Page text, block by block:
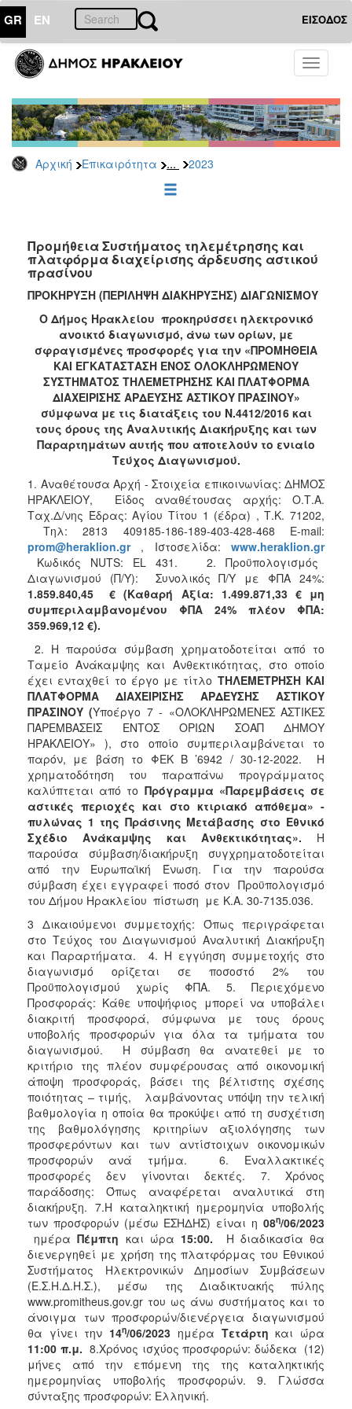
GR EN ΕΙΣΟΔΟΣ
Toggle
Αρχική Επικαιρότητα ... 2023
ΕΠΙΚΑΙΡΟΤΗΤΑ
-
Δημοπρασίες
Αρχείο
2026
2022
2019
2018
2017
2016
2015
2013
ΔΗΜΟΤΗΣ
ΕΠΙΣΚΕΠΤΗΣ
ΗΡΑΚΛΕΙΟ
Προμήθεια Συστήματος τηλεμέτρησης και
πλατφόρμα διαχείρισης άρδευσης αστικού
πρασίνου
ΠΡΟΚΗΡΥΞΗ (ΠΕΡΙΛΗΨΗ ΔΙΑΚΗΡΥΞΗΣ) ΔΙΑΓΩΝΙΣΜΟΥ
Ο Δήμος Ηρακλείου προκηρύσσει ηλεκτρονικό
ανοικτό διαγωνισμό, άνω των ορίων, με
σφραγισμένες προσφορές για την «ΠΡΟΜΗΘΕΙΑ
ΚΑΙ ΕΓΚΑΤΑΣΤΑΣΗ ΕΝΟΣ ΟΛΟΚΛΗΡΩΜΕΝΟΥ
ΣΥΣΤΗΜΑΤΟΣ ΤΗΛΕΜΕΤΡΗΣΗΣ ΚΑΙ ΠΛΑΤΦΟΡΜΑ
ΔΙΑΧΕΙΡΙΣΗΣ ΑΡΔΕΥΣΗΣ ΑΣΤΙΚΟΥ ΠΡΑΣΙΝΟΥ»
σύμφωνα με τις διατάξεις του Ν.4412/2016 και
τους όρους της Αναλυτικής Διακήρυξης και των
Παραρτημάτων αυτής που αποτελούν το ενιαίο
Τεύχος Διαγωνισμού.
1. Αναθέτουσα Αρχή - Στοιχεία επικοινωνίας: ΔΗΜΟΣ
ΗΡΑΚΛΕΙΟΥ, Είδος αναθέτουσας αρχής: Ο.Τ.Α.
Ταχ.Δ/νης Έδρας: Αγίου Τίτου 1 (έδρα) , Τ.Κ. 71202,
Τηλ: 2813 409185-186-189-403-428-468 E-mail:
prom@heraklion.gr, Ιστοσελίδα: www.heraklion.gr
Κωδικός NUTS: EL 431. 2. Προϋπολογισμός
Διαγωνισμού (Π/Υ): Συνολικός Π/Υ με ΦΠΑ 24%:
1.859.840,45 € (Καθαρή Αξία: 1.499.871,33 € μη
συμπεριλαμβανομένου ΦΠΑ 24% πλέον ΦΠΑ:
359.969,12 €).
2. Η παρούσα σύμβαση χρηματοδοτείται από το
Ταμείο Ανάκαμψης και Ανθεκτικότητας, στο οποίο
έχει ενταχθεί το έργο με τίτλο ΤΗΛΕΜΕΤΡΗΣΗ ΚΑΙ
ΠΛΑΤΦΟΡΜΑ ΔΙΑΧΕΙΡΙΣΗΣ ΑΡΔΕΥΣΗΣ ΑΣΤΙΚΟΥ
ΠΡΑΣΙΝΟΥ (Υποέργο 7 - «ΟΛΟΚΛΗΡΩΜΕΝΕΣ ΑΣΤΙΚΕΣ
ΠΑΡΕΜΒΑΣΕΙΣ ΕΝΤΟΣ ΟΡΙΩΝ ΣΟΑΠ ΔΗΜΟΥ
ΗΡΑΚΛΕΙΟΥ» ), στο οποίο συμπεριλαμβάνεται το
παρόν, με βάση το ΦΕΚ Β ’6942 / 30-12-2022. Η
χρηματοδότηση του παραπάνω προγράμματος
καλύπτεται από το Πρόγραμμα «Παρεμβάσεις σε
αστικές περιοχές και στο κτιριακό απόθεμα» -
πυλώνας 1 της Πράσινης Μετάβασης στο Εθνικό
Σχέδιο Ανάκαμψης και Ανθεκτικότητας». Η
παρούσα σύμβαση/διακήρυξη συγχρηματοδοτείται
από την Ευρωπαϊκή Ένωση. Για την παρούσα
σύμβαση έχει εγγραφεί ποσό στον Προϋπολογισμό
του Δήμου Ηρακλείου πίστωση με Κ.Α. 30-7135.036.
3 Δικαιούμενοι συμμετοχής: Όπως περιγράφεται
στο Τεύχος του Διαγωνισμού Αναλυτική Διακήρυξη
και Παραρτήματα. 4. Η εγγύηση συμμετοχής στο
διαγωνισμό ορίζεται σε ποσοστό 2% του
Προϋπολογισμού χωρίς ΦΠΑ. 5. Περιεχόμενο
Προσφοράς: Κάθε υποψήφιος μπορεί να υποβάλει
διακριτή προσφορά, σύμφωνα με τους όρους
υποβολής προσφορών για όλα τα τμήματα του
διαγωνισμού. Η σύμβαση θα ανατεθεί με το
κριτήριο της πλέον συμφέρουσας από οικονομική
άποψη προσφοράς, βάσει της βέλτιστης σχέσης
ποιότητας – τιμής, λαμβάνοντας υπόψη την τελική
βαθμολογία η οποία θα προκύψει από τη συσχέτιση
της βαθμολόγησης κριτηρίων αξιολόγησης των
προσφερόντων και των αντίστοιχων οικονομικών
προσφορών ανά τμήμα. 6. Εναλλακτικές
προσφορές δεν γίνονται δεκτές. 7. Χρόνος
παράδοσης: Όπως αναφέρεται αναλυτικά στη
διακήρυξη. 7.Η καταληκτική ημερομηνία υποβολής
των προσφορών (μέσω ΕΣΗΔΗΣ) είναι η 08η/06/2023
ημέραΠέμπτη και ώρα 15:00. Η διαδικασία θα
διενεργηθεί με χρήση της πλατφόρμας του Εθνικού
Συστήματος Ηλεκτρονικών Δημοσίων Συμβάσεων
(Ε.Σ.Η.Δ.Η.Σ.), μέσω της Διαδικτυακής πύλης
www.promitheus.gov.gr του ως άνω συστήματος και το
άνοιγμα των προσφορών/διενέργεια διαγωνισμού
θα γίνει την 14η/06/2023 ημέρα Τετάρτηκαι ώρα
11:00 π.μ. 8.Χρόνος ισχύος προσφορών: δώδεκα (12)
μήνες από την επόμενη της της καταληκτικής
ημερομηνίας υποβολής προσφορών. 9. Γλώσσα
σύνταξης προσφορών: Ελληνική.